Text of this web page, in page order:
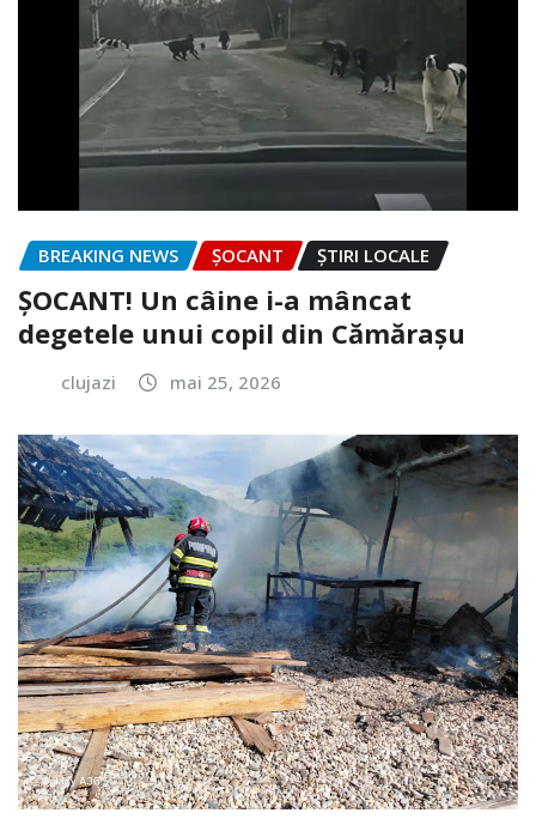
BREAKING NEWS ȘOCANT ȘTIRI LOCALE
ȘOCANT! Un câine i-a mâncat
degetele unui copil din Cămărașu
clujazi mai 25, 2026